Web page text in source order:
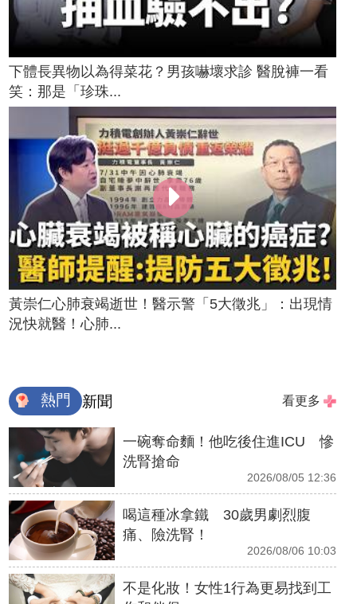
下體長異物以為得菜花？男孩嚇壞求診 醫脫褲一看
笑：那是「珍珠...
黃崇仁心肺衰竭逝世！醫示警「5大徵兆」：出現情
況快就醫！心肺...
熱門 新聞 看更多
一碗奪命麵！他吃後住進ICU 慘
洗腎搶命
2026/08/05 12:36
喝這種冰拿鐵 30歲男劇烈腹
痛、險洗腎！
2026/08/06 10:03
不是化妝！女性1行為更易找到工